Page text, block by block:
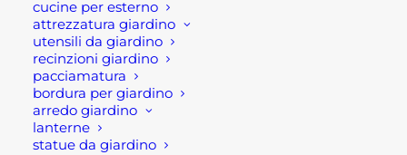
cucine per esterno
attrezzatura giardino
utensili da giardino
recinzioni giardino
pacciamatura
bordura per giardino
arredo giardino
lanterne
statue da giardino
n. 9 chiavi a brugola in serie
n. 1 cutter 18 cm
n. 4 giraviti
n. 1 flessometro 5 metri
n. 2 giraviti di precisione